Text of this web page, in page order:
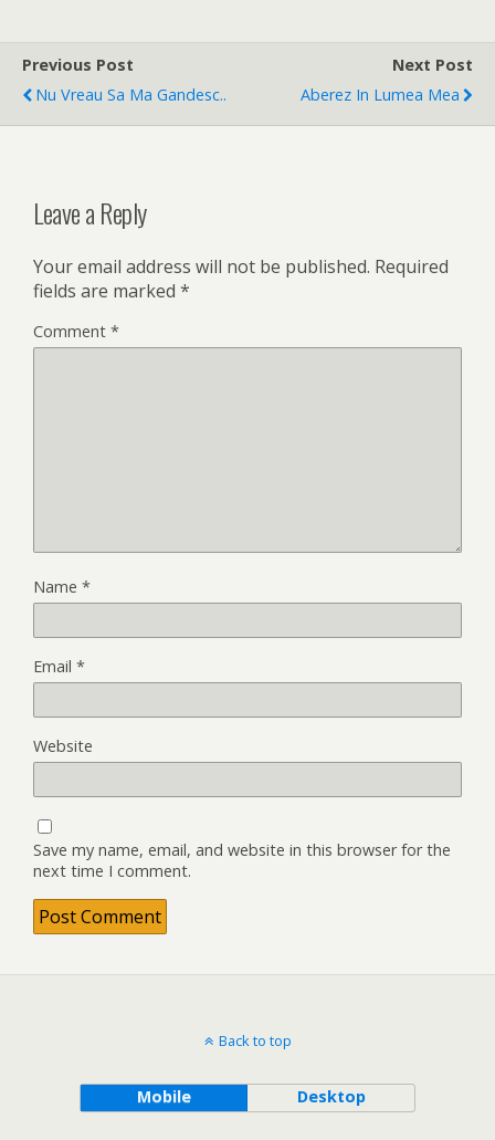
Previous Post
Nu Vreau Sa Ma Gandesc..
Next Post
Aberez In Lumea Mea
Leave a Reply
Your email address will not be published. Required
fields are marked *
Comment *
Name *
Email *
Website
Save my name, email, and website in this browser for the
next time I comment.
Back to top
Mobile Desktop